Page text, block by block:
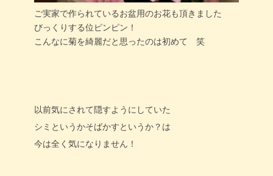
ご実家で作られているお盆用のお花も頂きました
びっくりする位ピンピン！
こんなに菊を綺麗だと思ったのは初めて 笑
以前気にされて隠すようにしていた
シミというかそばかすというか？は
今は全く気になりません！